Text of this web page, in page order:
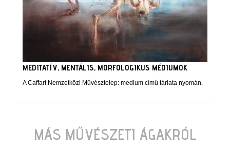
MEDITATÍV, MENTÁLIS, MORFOLOGIKUS MÉDIUMOK
A Caffart Nemzetközi Művésztelep: medium című tárlata nyomán.
MÁS MŰVÉSZETI ÁGAKRÓL